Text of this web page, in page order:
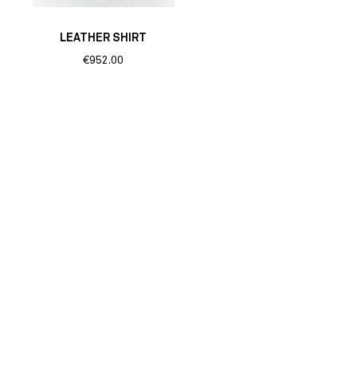
LEATHER SHIRT
€952.00